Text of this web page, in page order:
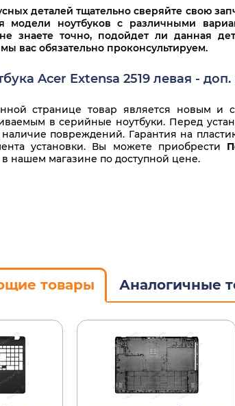
деталей тщательно сверяйте свою
модели ноутбуков с различными
знаете точно, подойдет ли данная
вас обязательно проконсультируем.
Acer Extensa 2519 левая -
странице товар является новым и
в серийные ноутбуки. Перед
повреждений. Гарантия на
установки. Вы можете приобрести
в нашем магазине по доступной цене.
товары Аналогичные